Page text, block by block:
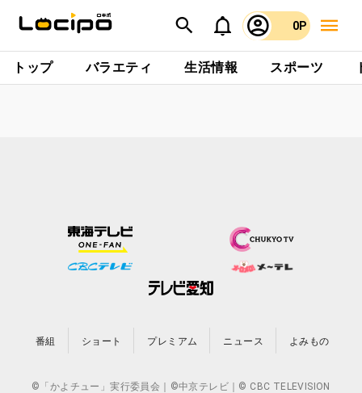
0P
トップ バラエティ 生活情報 スポーツ
番組 ショート プレミアム ニュース よみもの
©「かよチュー」実行委員会｜©中京テレビ｜© CBC TELEVISION